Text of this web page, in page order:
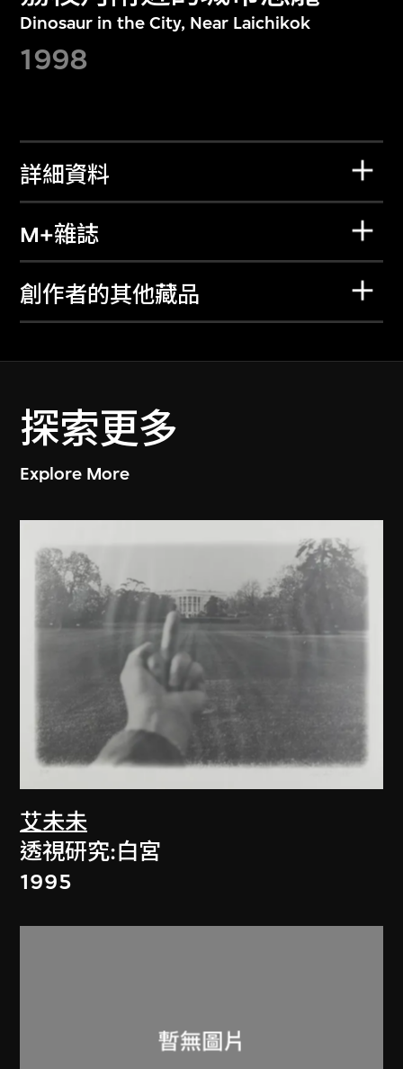
Dinosaur in the City, Near Laichikok
1998
詳細資料
M+雜誌
創作者的其他藏品
探索更多
Explore More
艾未未
透視研究:白宮
1995